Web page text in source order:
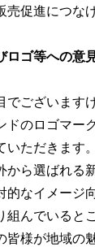
促進につな
ロゴ等への意
でございます
ドのロゴマー
ただきます。
ら選ばれる
的なイメージ
組んでいると
皆様が地域の